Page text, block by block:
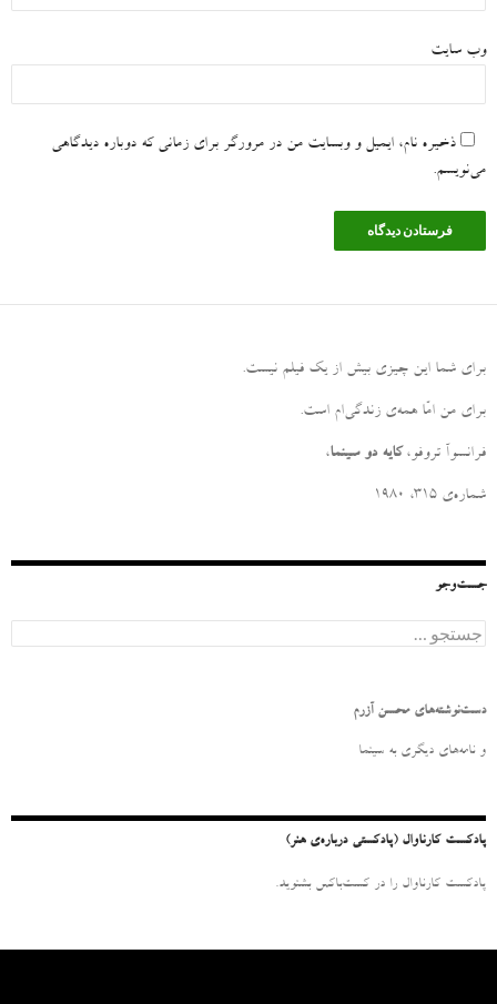
وب‌ سایت
ذخیره نام، ایمیل و وبسایت من در مرورگر برای زمانی که دوباره دیدگاهی
می‌نویسم.
برای شما این چیزی بیش از یک فیلم نیست.
برای من امّا همه‌ی زندگی‌ام است.
فرانسوآ تروفو، کایه دو سینما،
شماره‌ی ۳۱۵، ۱۹۸۰
جست‌وجو
ج
س
و
ر
دست‌نوشته‌های محسن آزرم
و نامه‌‌های دیگری به سینما
پادکست کارناوال (پادکستی درباره‌ی هنر)
پادکست کارناوال را در کست‌باکس بشنوید.